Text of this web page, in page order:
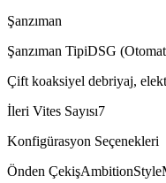
Şanzıman
Şanzıman TipiDSG
Çift koaksiyel debriyaj,
İleri Vites Sayısı7
Konfigürasyon Seçenekleri
Önden ÇekişAmbitionStyle